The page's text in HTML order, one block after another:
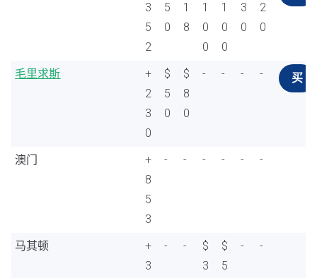
3
5
2
5
0
1
8
1
0
0
1
0
0
3
0
2
0
毛里求斯
+
2
3
0
$
5
0
$
8
0
- - - - 买
澳门
+
8
5
3
- - - - - -
马其顿
+
3
- -
$
3
$
5
- -